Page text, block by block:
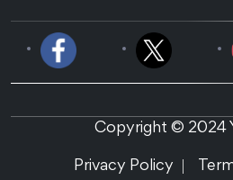
Copyright © 2024
Privacy Policy